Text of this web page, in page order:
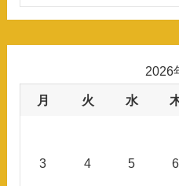
2026
月 火 水
3 4 5 6